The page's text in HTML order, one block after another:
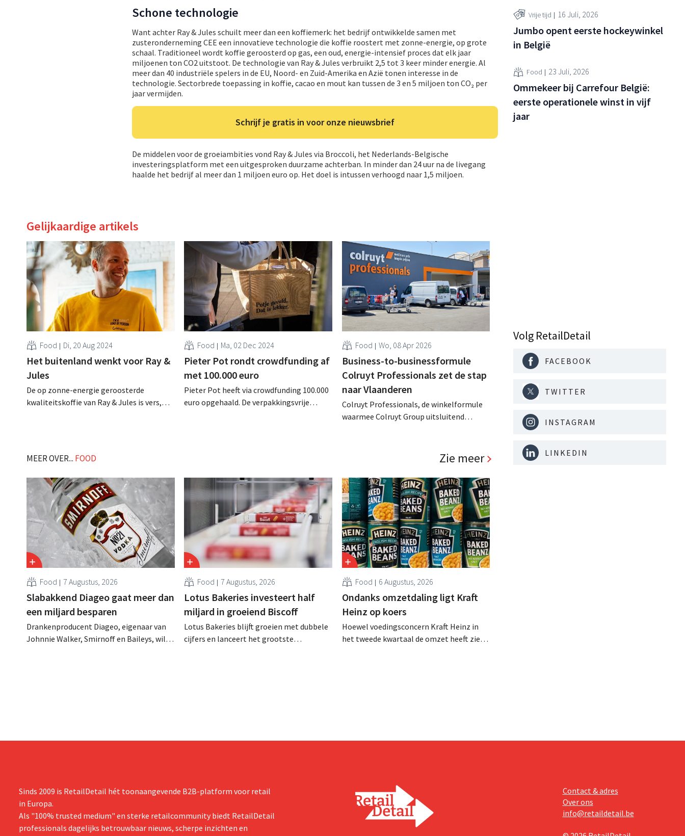
Schone technologie
Want achter Ray & Jules schuilt meer dan een koffiemerk: het bedrijf ontwikkelde samen met
zusteronderneming CEE een innovatieve technologie die koffie roostert met zonne-energie, op grote
schaal. Traditioneel wordt koffie geroosterd op gas, een oud, energie-intensief proces dat elk jaar
miljoenen ton CO2 uitstoot. De technologie van Ray & Jules verbruikt 2,5 tot 3 keer minder energie. Al
meer dan 40 industriële spelers in de EU, Noord- en Zuid-Amerika en Azië tonen interesse in de
technologie. Sectorbrede toepassing in koffie, cacao en mout kan tussen de 3 en 5 miljoen ton CO₂ per
jaar vermijden.
Schrijf je gratis in voor onze nieuwsbrief
De middelen voor de groeiambities vond Ray & Jules via Broccoli, het Nederlands-Belgische
investeringsplatform met een uitgesproken duurzame achterban. In minder dan 24 uur na de livegang
haalde het bedrijf al meer dan 1 miljoen euro op. Het doel is intussen verhoogd naar 1,5 miljoen.
Gelijkaardige artikels
Food Di, 20 Aug 2024
Het buitenland wenkt voor Ray &
Jules
De op zonne-energie geroosterde
kwaliteitskoffie van Ray & Jules is vers,
Food Ma, 02 Dec 2024
Pieter Pot rondt crowdfunding af
met 100.000 euro
Pieter Pot heeft via crowdfunding 100.000
euro opgehaald. De verpakkingsvrije
Food Wo, 08 Apr 2026
Business-to-businessformule
Colruyt Professionals zet de stap
naar Vlaanderen
Colruyt Professionals, de winkelformule
waarmee Colruyt Group uitsluitend
winkels in Vlaanderen. De retailer ziet
potentieel voor ongeveer tien winkels. .
MEER OVER... FOOD Zie meer
Food 7 Augustus, 2026
Slabakkend Diageo gaat meer dan
een miljard besparen
Drankenproducent Diageo, eigenaar van
Johnnie Walker, Smirnoff en Baileys, wil
Food 7 Augustus, 2026
Lotus Bakeries investeert half
miljard in groeiend Biscoff
Lotus Bakeries blijft groeien met dubbele
cijfers en lanceert het grootste
Food 6 Augustus, 2026
Ondanks omzetdaling ligt Kraft
Heinz op koers
Hoewel voedingsconcern Kraft Heinz in
het tweede kwartaal de omzet heeft zien
Vrije tijd 16 Juli, 2026
Jumbo opent eerste hockeywinkel
in België
Food 23 Juli, 2026
Ommekeer bij Carrefour België:
eerste operationele winst in vijf
jaar
Volg RetailDetail
FACEBOOK
TWITTER
INSTAGRAM
LINKEDIN
Sinds 2009 is RetailDetail hét toonaangevende B2B-platform voor retail
in Europa.
Als "100% trusted medium" en sterke retailcommunity biedt RetailDetail
professionals dagelijks betrouwbaar nieuws, scherpe inzichten en
Contact & adres
Over ons
info@retaildetail.be